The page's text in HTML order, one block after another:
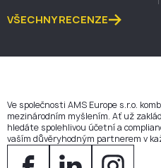
VŠECHNY RECENZE
Ve společnosti AMS Europe s.r.o.
mezinárodním myšlením. Ať už
hledáte spolehlivou účetní a
vaším důvěryhodným partnerem v